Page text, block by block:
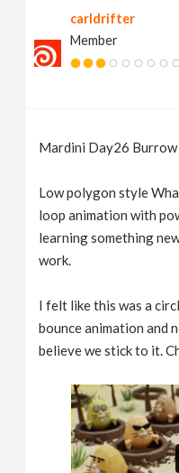
carldrifter
Member
Mardini Day26 Burrow
Low polygon style
loop animation with
learning something
work.
I felt like this was a
bounce animation and
believe we stick to it.